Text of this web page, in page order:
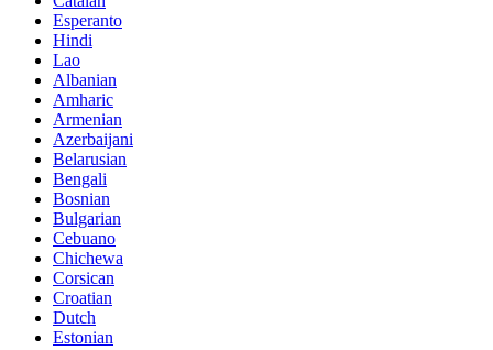
Esperanto
Hindi
Lao
Albanian
Amharic
Armenian
Azerbaijani
Belarusian
Bengali
Bosnian
Bulgarian
Cebuano
Chichewa
Corsican
Croatian
Dutch
Estonian